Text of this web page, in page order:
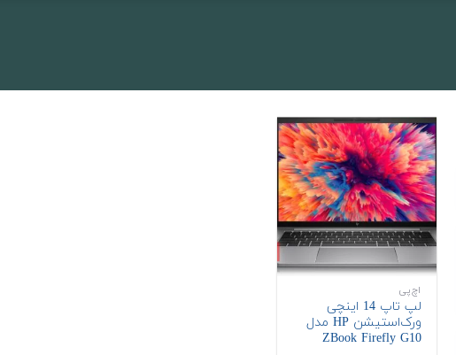
اچ‌پی
لپ تاپ 14 اینچی
ورک‌استیشن HP مدل
ZBook Firefly G10